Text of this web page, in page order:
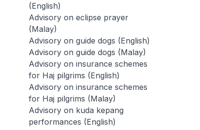
(English)
Advisory on eclipse prayer
(Malay)
Advisory on guide dogs (English)
Advisory on guide dogs (Malay)
Advisory on insurance schemes
for Haj pilgrims (English)
Advisory on insurance schemes
for Haj pilgrims (Malay)
Advisory on kuda kepang
performances (English)